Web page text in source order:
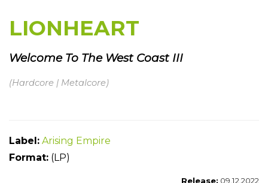
LIONHEART
Welcome To The West Coast III
(Hardcore | Metalcore)
Label: Arising Empire
Format: (LP)
Release: 09.12.2022